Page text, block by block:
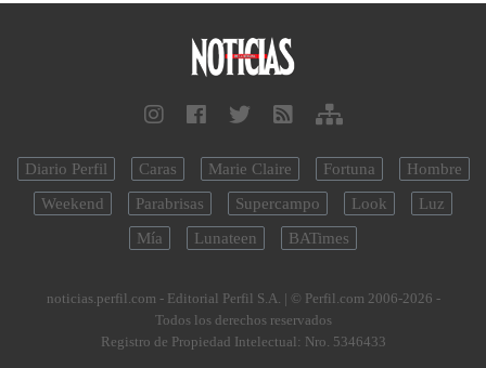
Diario Perfil Caras Marie Claire Fortuna
Hombre
Weekend
Parabrisas Supercampo Look
Luz
Mía
Lunateen BATimes
noticias.perfil.com - Editorial Perfil S.A. | © Perfil.com 2006-2026 -
Todos los derechos reservados
Registro de Propiedad Intelectual: Nro. 5346433